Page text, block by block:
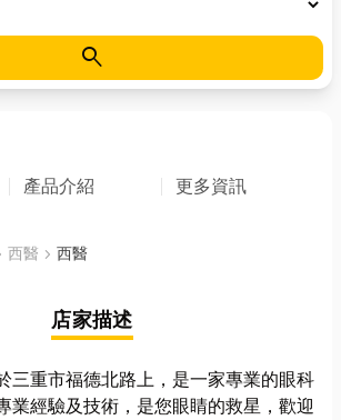
search
產品介紹 更多資訊
西醫 chevron_right 西醫
店家描述
三重市福德北路上，是一家專業的眼科
業經驗及技術，是您眼睛的救星，歡迎